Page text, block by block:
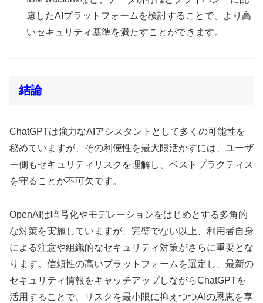
慮したAIプラットフォームを検討することで、より高
いセキュリティ基準を満たすことができます。
結論
ChatGPTは強力なAIアシスタントとして多くの可能性を
秘めていますが、その利便性を最大限活かすには、ユーザ
ー側もセキュリティリスクを理解し、ベストプラクティス
を守ることが不可欠です。
OpenAIは暗号化やモデレーションをはじめとする多角的
な対策を実施していますが、完璧でない以上、利用者自身
による注意や組織的なセキュリティ対策がさらに重要とな
ります。信頼性の高いプラットフォームを選定し、最新の
セキュリティ情報をキャッチアップしながらChatGPTを
活用することで、リスクを最小限に抑えつつAIの恩恵を享